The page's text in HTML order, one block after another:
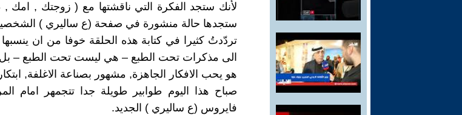
لأنك ستجد الفكرة التي ناقشتها مع ( زوجتك ,
ستجدها حالة منشورة في صفحة (ع ساليري )
تردّدتُ كثيرا في كتابة هذه الحلقة خوفا من ان
الى مذكرات تحت الطبع – هي ليست تحت الطبع – بل
هو يحب الافكار الجاهزة, مشهور بصناعة الاغلفة,
صباح هذا اليوم طوابير طويلة جدا تتجمهر امام
فايروس (ع ساليري ) الجديد.